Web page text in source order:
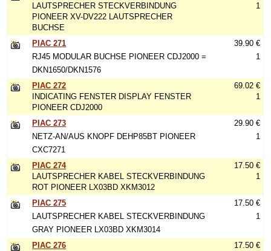
LAUTSPRECHER STECKVERBINDUNG
PIONEER XV-DV222 LAUTSPRECHER
BUCHSE
1
PIAC 271
RJ45 MODULAR BUCHSE PIONEER CDJ2000 =
DKN1650/DKN1576
39.90 €
1
PIAC 272
INDICATING FENSTER DISPLAY FENSTER
PIONEER CDJ2000
69.02 €
1
PIAC 273
NETZ-AN/AUS KNOPF DEHP85BT PIONEER
CXC7271
29.90 €
1
PIAC 274
LAUTSPRECHER KABEL STECKVERBINDUNG
ROT PIONEER LX03BD XKM3012
17.50 €
1
PIAC 275
LAUTSPRECHER KABEL STECKVERBINDUNG
GRAY PIONEER LX03BD XKM3014
17.50 €
1
PIAC 276 17.50 €